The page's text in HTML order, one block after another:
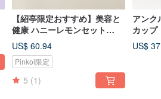
【紹亭限定おすすめ】美容と
健康 ハニーレモンセット
（3+1セット）
US$ 60.94
Pinkoi限定
5 (1)
アンク
カップ
US$